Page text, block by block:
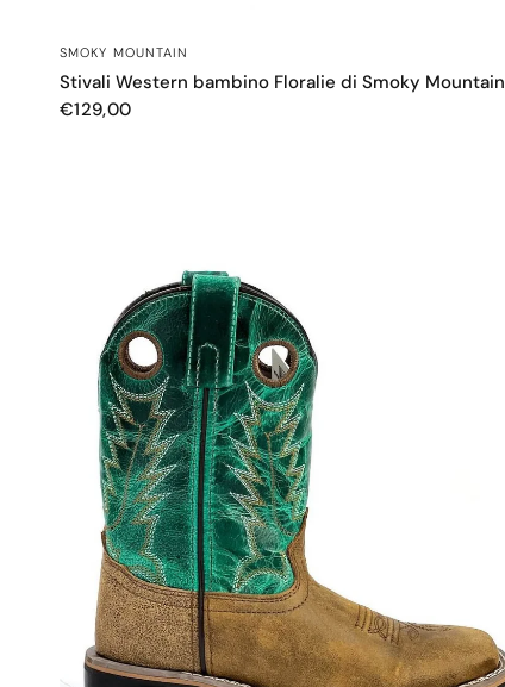
SMOKY MOUNTAIN
Stivali Western bambino Floralie di Smoky Mountain
€129,00